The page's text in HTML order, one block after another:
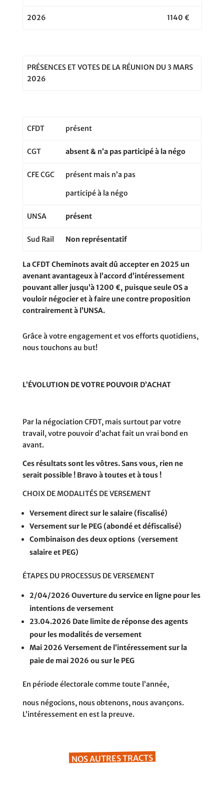
2026 1140 €
PRÉSENCES ET VOTES DE LA RÉUNION DU 3 MARS
2026
CFDT présent
CGT absent & n’a pas participé à la négo
CFE CGC présent mais n’a pas
participé à la négo
UNSA présent
Sud Rail Non représentatif
La CFDT Cheminots avait dû accepter en 2025 un
avenant avantageux à l’accord d’intéressement
pouvant aller jusqu’à 1200 €, puisque seule OS a
vouloir négocier et à faire une contre proposition
contrairement à l’UNSA.
Grâce à votre engagement et vos efforts quotidiens,
nous touchons au but!
L’ÉVOLUTION DE VOTRE POUVOIR D’ACHAT
Par la négociation CFDT, mais surtout par votre
travail, votre pouvoir d’achat fait un vrai bond en
avant.
Ces résultats sont les vôtres. Sans vous, rien ne
serait possible ! Bravo à toutes et à tous !
CHOIX DE MODALITÉS DE VERSEMENT
Versement direct sur le salaire (fiscalisé)
Versement sur le PEG (abondé et défiscalisé)
Combinaison des deux options (versement
salaire et PEG)
ÉTAPES DU PROCESSUS DE VERSEMENT
2/04/2026 Ouverture du service en ligne pour les
intentions de versement
23.04.2026 Date limite de réponse des agents
pour les modalités de versement
Mai 2026 Versement de l’intéressement sur la
paie de mai 2026 ou sur le PEG
En période électorale comme toute l’année,
nous négocions, nous obtenons, nous avançons.
L’intéressement en est la preuve.
NOS AUTRES TRACTS